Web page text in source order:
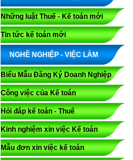
Những luật Thuế - Kế toán mới
Tin tức kế toán mới
NGHỀ NGHIỆP - VIỆC LÀM
Biểu Mẫu Đăng Ký Doanh Nghiệp
Công việc của Kế toán
Hỏi đáp kế toán - Thuế
Kinh nghiệm xin việc Kế toán
Mẫu đơn xin việc kế toán